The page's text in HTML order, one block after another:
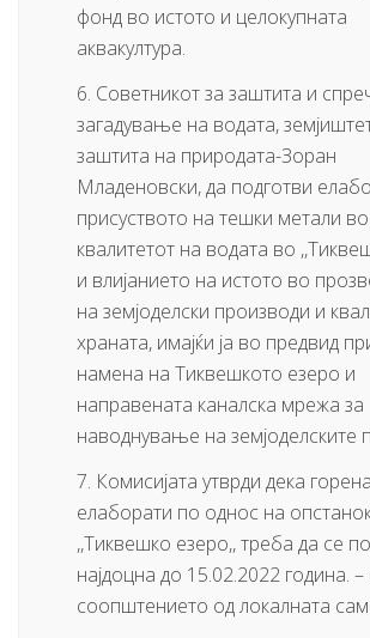
фонд во истото и целокупната
аквакултура.
6. Советникот за заштита и
загадување на водата,
заштита на природата-Зоран
Младеновски, да подготви
присуството на тешки метали во
квалитетот на водата во
и влијанието на истото во
на земјоделски производи и
храната, имајќи ја во предвид
намена на Тиквешкото езеро и
направената каналска мрежа за
наводнување на земјоделските
7. Комисијата утврди дека
елаборати по однос на
,,Тиквешко езеро,, треба да се
најдоцна до 15.02.2022 година.
соопштението од локалната